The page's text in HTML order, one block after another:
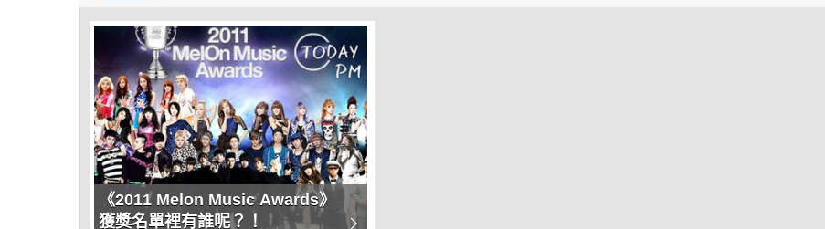
《2011 Melon Music Awards》
獲獎名單裡有誰呢？！